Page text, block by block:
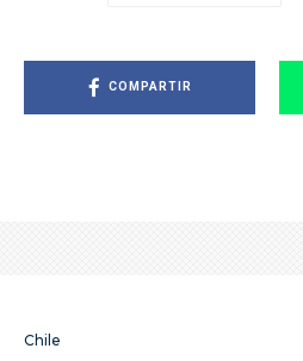
COMPARTIR
Chile